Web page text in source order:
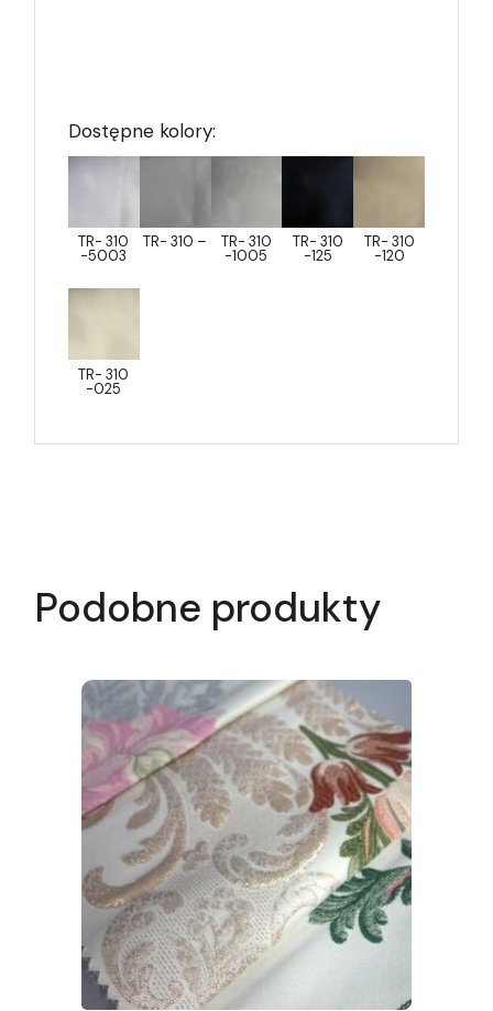
Dostępne kolory:
TR- 310
-5003
TR- 310 – TR- 310
-1005
TR- 310
-125
TR- 310
-120
TR- 310
-025
Podobne produkty